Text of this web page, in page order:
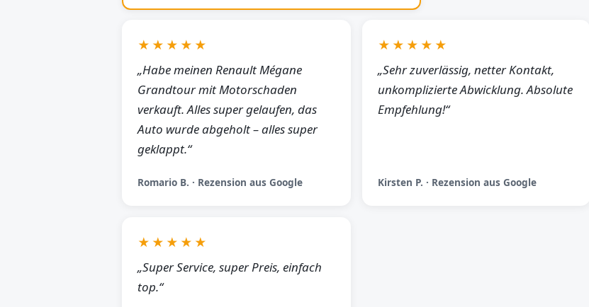
★★★★★
„Habe meinen Renault Mégane
Grandtour mit Motorschaden
verkauft. Alles super gelaufen, das
Auto wurde abgeholt – alles super
geklappt.“
Romario B. · Rezension aus Google
★★★★★
„Sehr zuverlässig, netter Kontakt,
unkomplizierte Abwicklung. Absolute
Empfehlung!“
Kirsten P. · Rezension aus Google
★★★★★
„Super Service, super Preis, einfach
top.“